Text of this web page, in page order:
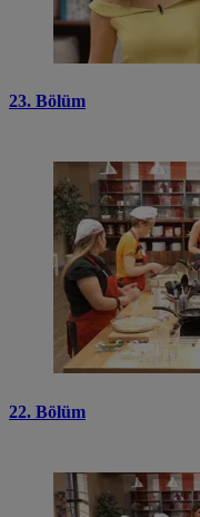
23. Bölüm
22. Bölüm